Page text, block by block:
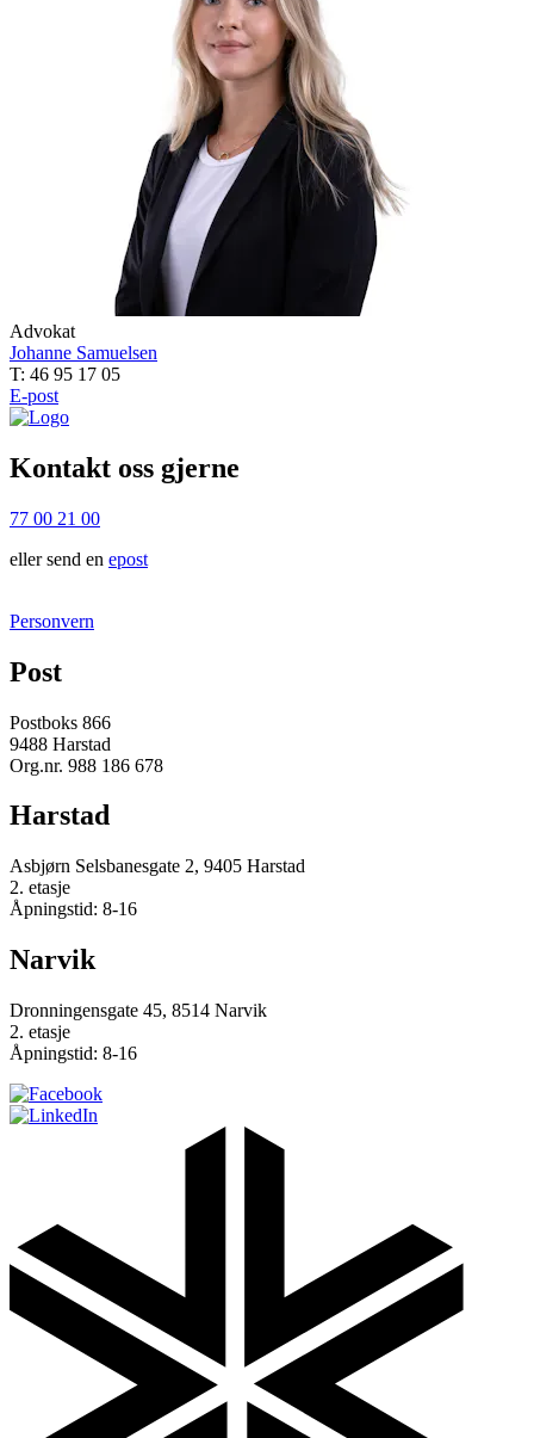
Advokat
Johanne Samuelsen
T: 46 95 17 05
E-post
Kontakt oss gjerne
77 00 21 00
eller send en epost
Personvern
Post
Postboks 866
9488 Harstad
Org.nr. 988 186 678
Harstad
Asbjørn Selsbanesgate 2, 9405 Harstad
2. etasje
Åpningstid: 8-16
Narvik
Dronningensgate 45, 8514 Narvik
2. etasje
Åpningstid: 8-16